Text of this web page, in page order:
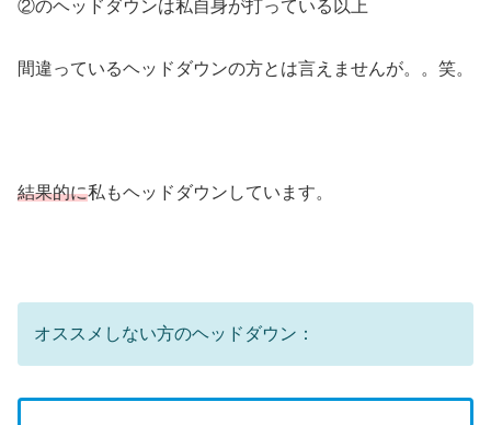
②のヘッドダウンは私自身が打っている以上
間違っているヘッドダウンの方とは言えませんが。。笑。
結果的に私もヘッドダウンしています。
オススメしない方のヘッドダウン：